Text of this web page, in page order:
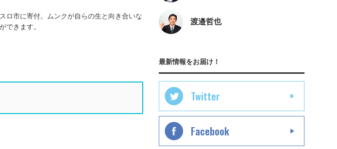
ロ市に寄付。ムンクが自らの生と向き合いな
できます。
渡邉哲也
最新情報をお届け！
Twitter
Facebook